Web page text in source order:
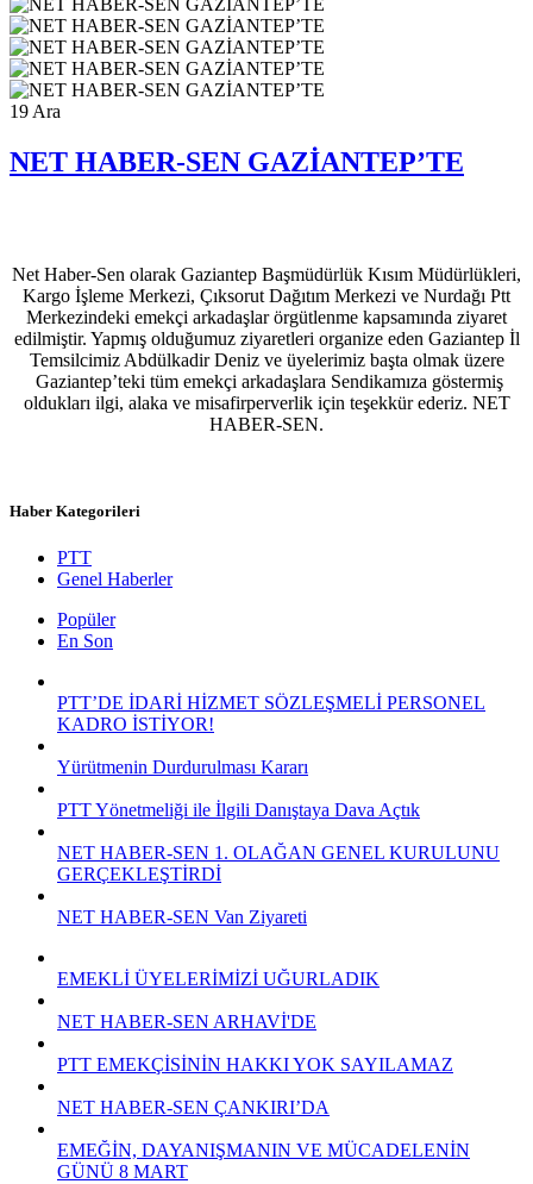
19 Ara
NET HABER-SEN GAZİANTEP’TE
Net Haber-Sen olarak Gaziantep Başmüdürlük Kısım Müdürlükleri,
Kargo İşleme Merkezi, Çıksorut Dağıtım Merkezi ve Nurdağı Ptt
Merkezindeki emekçi arkadaşlar örgütlenme kapsamında ziyaret
edilmiştir. Yapmış olduğumuz ziyaretleri organize eden Gaziantep İl
Temsilcimiz Abdülkadir Deniz ve üyelerimiz başta olmak üzere
Gaziantep’teki tüm emekçi arkadaşlara Sendikamıza göstermiş
oldukları ilgi, alaka ve misafirperverlik için teşekkür ederiz. NET
HABER-SEN.
Haber Kategorileri
PTT
Genel Haberler
Popüler
En Son
PTT’DE İDARİ HİZMET SÖZLEŞMELİ PERSONEL
KADRO İSTİYOR!
Yürütmenin Durdurulması Kararı
PTT Yönetmeliği ile İlgili Danıştaya Dava Açtık
NET HABER-SEN 1. OLAĞAN GENEL KURULUNU
GERÇEKLEŞTİRDİ
NET HABER-SEN Van Ziyareti
EMEKLİ ÜYELERİMİZİ UĞURLADIK
NET HABER-SEN ARHAVİ'DE
PTT EMEKÇİSİNİN HAKKI YOK SAYILAMAZ
NET HABER-SEN ÇANKIRI’DA
EMEĞİN, DAYANIŞMANIN VE MÜCADELENİN
GÜNÜ 8 MART